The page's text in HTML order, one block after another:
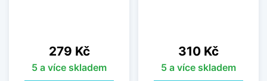
Cena
279 Kč
5 a více skladem
Cena
310 Kč
5 a více skladem